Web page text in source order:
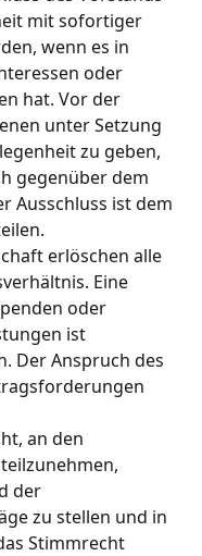
mit sofortiger
wenn es in
oder
hat. Vor der
unter Setzung
zu geben,
gegenüber dem
Ausschluss ist dem
erlöschen alle
Eine
oder
ist
Der Anspruch des
an den
der
zu stellen und in
Stimmrecht